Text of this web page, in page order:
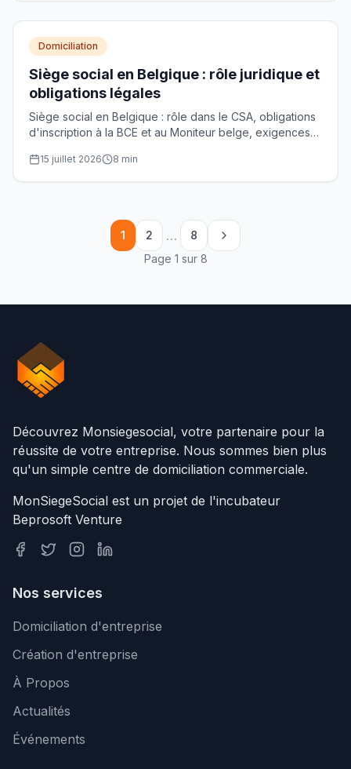
Domiciliation
Siège social en Belgique : rôle juridique et
obligations légales
Siège social en Belgique : rôle dans le CSA, obligations
d'inscription à la BCE et au Moniteur belge, exigences
15 juillet 2026 8 min
1 2 …
8
Page 1 sur 8
Découvrez Monsiegesocial, votre partenaire pour la
réussite de votre entreprise. Nous sommes bien plus
qu'un simple centre de domiciliation commerciale.
MonSiegeSocial est un projet de l'incubateur
Beprosoft Venture
Nos services
Domiciliation d'entreprise
Création d'entreprise
À Propos
Actualités
Événements